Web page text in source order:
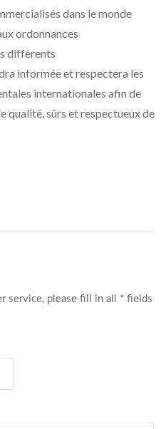
dans le monde
ordonnances
différents
informée et respectera les
internationales afin de
qualité, sûrs et respectueux de